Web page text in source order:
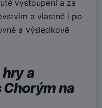
vystoupení a za
a vlastně i po
a výsledkově
a
Chorým na